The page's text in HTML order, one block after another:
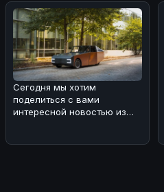
июльских продаж, мировой
рынок эл
Сегодня мы хотим
поделиться с вами
интересной новостью из